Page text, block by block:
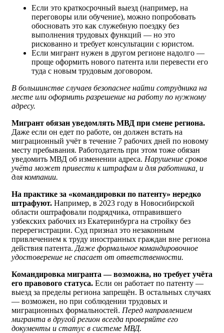
Если это краткосрочный выезд (например, на
переговоры или обучение), можно попробовать
обосновать это как служебную поездку без
выполнения трудовых функций — но это
рискованно и требует консультации с юристом.
Если мигрант нужен в другом регионе надолго —
проще оформить нового патента или перевести его
туда с новым трудовым договором.
В большинстве случаев безопаснее найти сотрудника на
месте или оформить разрешение на работу по нужному
адресу.
Мигрант обязан уведомлять МВД при смене региона.
Даже если он едет по работе, он должен встать на
миграционный учёт в течение 7 рабочих дней по новому
месту пребывания. Работодатель при этом тоже обязан
уведомить МВД об изменении адреса. Нарушение сроков
учёта может привести к штрафам и для работника, и
для компании.
На практике за «командировки по патенту» нередко
штрафуют. Например, в 2023 году в Новосибирской
области оштрафовали подрядчика, отправившего
узбекских рабочих из Екатеринбурга на стройку без
перерегистрации. Суд признал это незаконным
привлечением к труду иностранных граждан вне региона
действия патента. Даже формальное командировочное
удостоверение не спасает от ответственности.
Командировка мигранта — возможна, но требует учёта
его правового статуса. Если он работает по патенту —
выезд за пределы региона запрещён. В остальных случаях
— возможен, но при соблюдении трудовых и
миграционных формальностей. Перед направлением
мигранта в другой регион всегда проверяйте его
документы и статус в системе МВД.